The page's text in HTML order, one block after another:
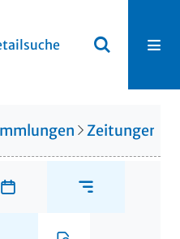
Zeitungen